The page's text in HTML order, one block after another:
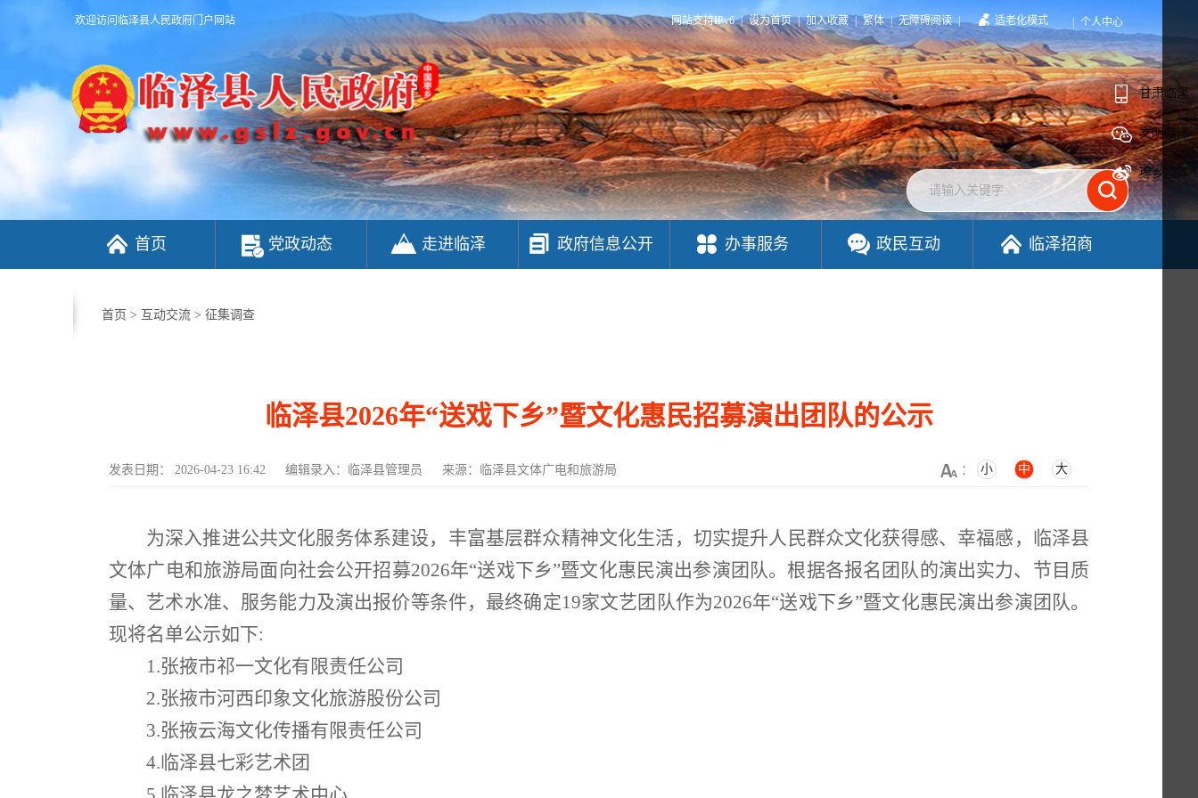
欢迎访问临泽县人民政府门户网站 网站支持IPv6 | 设为首页 | 加入收藏 | 繁体 | 无障碍阅读 | 适老化模式 个人中心
首页 党政动态 走进临泽 政府信息公开 办事服务 政民互动 临泽招商
首页 > 互动交流 > 征集调查
临泽县2026年“送戏下乡”暨文化惠民招募演出团队的公示
发表日期： 2026-04-23 16:42 编辑录入： 临泽县管理员 来源：临泽县文体广电和旅游局 ： 小 中 大
为深入推进公共文化服务体系建设，丰富基层群众精神文化生活，切实提升人民群众文化获得感、幸福感，临泽县
文体广电和旅游局面向社会公开招募2026年“送戏下乡”暨文化惠民演出参演团队。根据各报名团队的演出实力、节目质
量、艺术水准、服务能力及演出报价等条件，最终确定19家文艺团队作为2026年“送戏下乡”暨文化惠民演出参演团队。
现将名单公示如下:
1.张掖市祁一文化有限责任公司
2.张掖市河西印象文化旅游股份公司
3.张掖云海文化传播有限责任公司
4.临泽县七彩艺术团
甘肃临泽
文明临泽
枣乡临泽